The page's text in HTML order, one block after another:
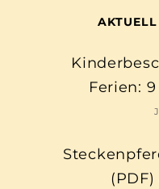
Ferien: